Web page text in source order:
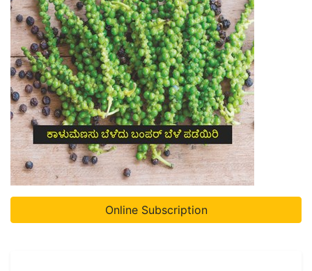
Online Subscription